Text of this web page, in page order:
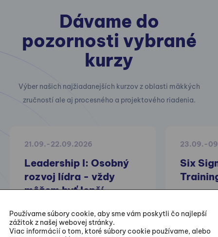
Dávame do
pozornosti vybrané
kurzy
Výber našich najžiadanejších kurzov z oblasti mäkkých
zručností ale aj procesného a projektového riadenia.
21.09.-22.09.2026
Leadership I: Osobný
rozvoj lídra - vždy
môžem byť lepší
23.09.-
Six
projektov
Používame súbory cookie, aby sme vám poskytli čo najlepší
zážitok z našej webovej stránky.
Viac informácií o tom, ktoré súbory cookie používame, alebo